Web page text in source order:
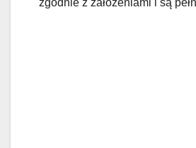
zgodnie z założeniami i są